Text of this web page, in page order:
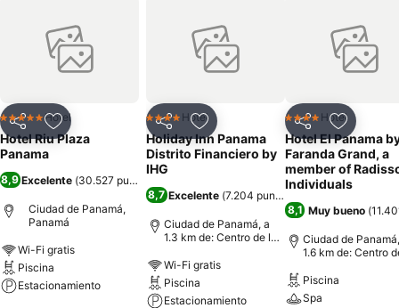
una gran variedad de opciones gastronómicas a diferentes horas
del día. El bar Capital ofrece comida para llevar las 24h del día.
Ubicado en el corazón de la ciudad, el Hotel Riu Plaza Panamá es la
CompartirAgregar a favoritos
5 EstrellasHotel
Hotel Riu Plaza
Panama
8,9Excelente (30.527 puntuaciones
Ciudad de Panamá,
Panamá
Wi-Fi gratis
Piscina
Estacionamiento
CompartirAgregar a favoritos
4 EstrellasHotel
Holiday Inn Panama
Distrito Financiero by
IHG
8,7 Excelente (7.204 puntuaciones
Ciudad de Panamá, a
1.3 km de: Centro de la
Wi-Fi gratis
Piscina
Estacionamiento
CompartirAgregar
4 EstrellasHotel
Hotel El Panama
Faranda Grand, a
member of
Individuals
8,1 Muy bueno (
Ciudad de
1.6 km de: Centro
Piscina
Spa